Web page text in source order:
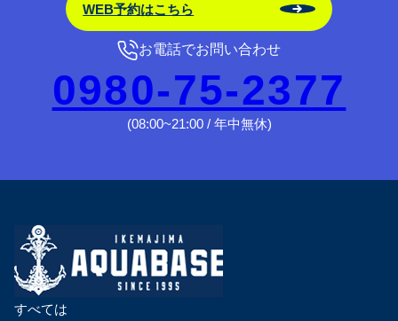
WEB予約はこちら
お電話でお問い合わせ
0980-75-2377
(08:00~21:00 / 年中無休)
すべては